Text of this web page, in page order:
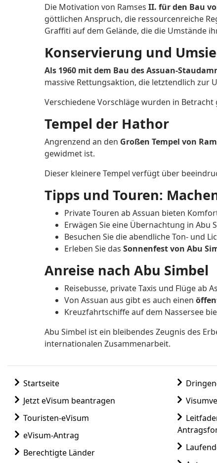
Die Motivation von Ramses II. für den Bau
göttlichen Anspruch, die ressourcenreiche
Graffiti auf dem Gelände, die die Umstände
Konservierung und
Als 1960 mit dem Bau des Assuan-
massive Rettungsaktion, die letztendlich zur
Verschiedene Vorschläge wurden in
Tempel der Hathor
Angrenzend an den Großen Tempel von
gewidmet ist.
Dieser kleinere Tempel verfügt über
Tipps und Touren:
Private Touren ab Assuan bieten
Erwägen Sie eine Übernachtung in Abu
Besuchen Sie die abendliche Ton- und
Erleben Sie das Sonnenfest von Abu
Anreise nach Abu Simbel
Reisebusse, private Taxis und Flüge ab
Von Assuan aus gibt es auch einen
Kreuzfahrtschiffe auf dem Nassersee
Abu Simbel ist ein bleibendes Zeugnis des
internationalen Zusammenarbeit.
Startseite
Jetzt eVisum beantragen
Touristen-eVisum
eVisum-Antrag
Berechtigte Länder